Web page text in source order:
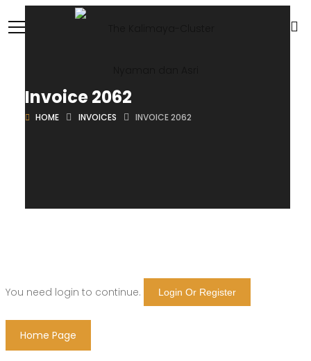
Invoice 2062
HOME INVOICES INVOICE 2062
You need login to continue. Login Or Register
Home Page